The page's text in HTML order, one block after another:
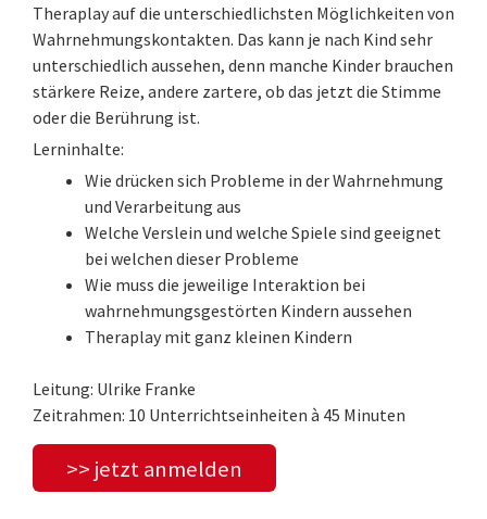
Theraplay auf die unterschiedlichsten Möglichkeiten von
Wahrnehmungskontakten. Das kann je nach Kind sehr
unterschiedlich aussehen, denn manche Kinder brauchen
stärkere Reize, andere zartere, ob das jetzt die Stimme
oder die Berührung ist.
Lerninhalte:
Wie drücken sich Probleme in der Wahrnehmung
und Verarbeitung aus
Welche Verslein und welche Spiele sind geeignet
bei welchen dieser Probleme
Wie muss die jeweilige Interaktion bei
wahrnehmungsgestörten Kindern aussehen
Theraplay mit ganz kleinen Kindern
Leitung: Ulrike Franke
Zeitrahmen: 10 Unterrichtseinheiten à 45 Minuten
>> jetzt anmelden